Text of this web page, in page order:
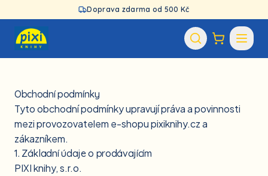
Doprava zdarma od 500 Kč
Obchodní podmínky
Tyto obchodní podmínky upravují práva a povinnosti
mezi provozovatelem e-shopu pixiknihy.cz a
zákazníkem.
1. Základní údaje o prodávajícím
PIXI knihy, s.r.o.